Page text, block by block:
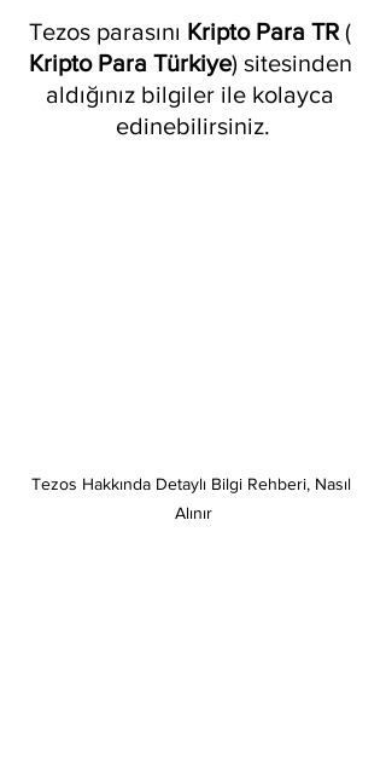
Tezos parasını Kripto Para TR (
Kripto Para Türkiye) sitesinden
aldığınız bilgiler ile kolayca
edinebilirsiniz.
Tezos Hakkında Detaylı Bilgi Rehberi, Nasıl
Alınır